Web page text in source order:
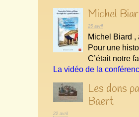
Michel
25 avril
Michel Biard
Pour une
C’était notre
La vidéo de la
Les dons
Baert
22 avril